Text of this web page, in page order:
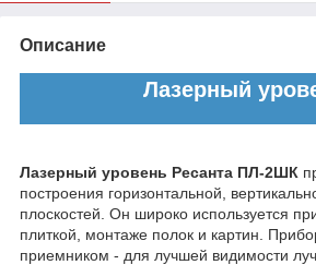
Описание
Лазерный
Лазерный уровень Ресанта ПЛ-2ШК
построения горизонтальной,
плоскостей. Он широко используется
плиткой, монтаже полок и картин.
приемником - для лучшей видимости